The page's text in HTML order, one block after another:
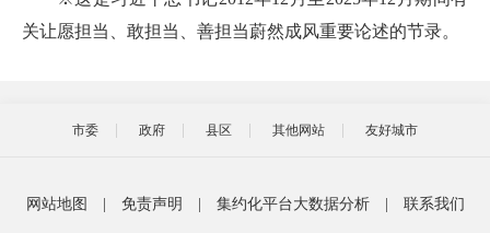
关让愿担当、敢担当、善担当蔚然成风重要论述的节录。
市委 政府 县区 其他网站 友好城市
网站地图 免责声明 集约化平台大数据分析 联系我们